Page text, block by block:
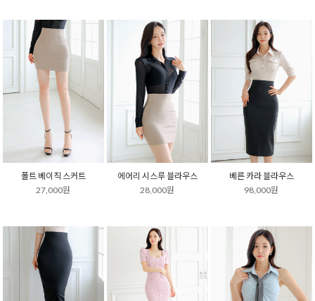
폴트 베이직 스커트
27,000원
에어리 시스루 블라우스
28,000원
베른 카라 블라우스
98,000원